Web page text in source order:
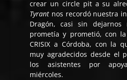
crear un circle pit a su
Tyrant nos recordó nuestra
Dragón, casi sin dejarnos
prometía y prometió, con
CRISIX a Córdoba, con la
muy agradecidos desde el
los asistentes por
miércoles.